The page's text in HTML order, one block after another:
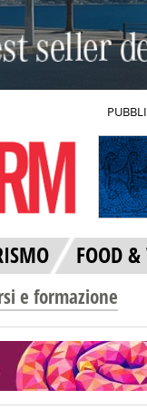
FOOD
e formazione